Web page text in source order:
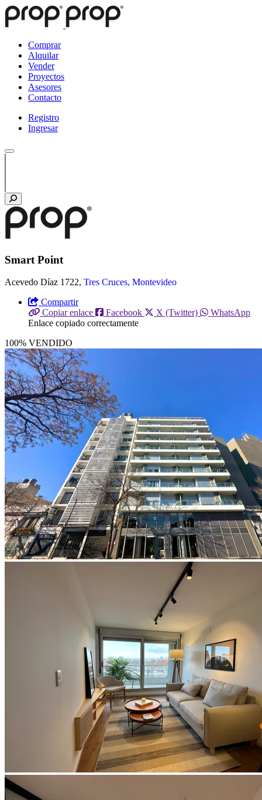
Comprar
Alquilar
Vender
Proyectos
Asesores
Contacto
Registro
Ingresar
Smart Point
Acevedo Díaz 1722, Tres Cruces, Montevideo
Compartir
Copiar enlace
Facebook X (Twitter)
WhatsApp
Enlace copiado correctamente
100% VENDIDO